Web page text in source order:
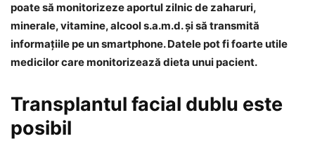
poate să monitorizeze aportul zilnic de zaharuri,
minerale, vitamine, alcool s.a.m.d. şi să transmită
informaţiile pe un smartphone. Datele pot fi foarte utile
medicilor care monitorizează dieta unui pacient.
Transplantul facial dublu este
posibil